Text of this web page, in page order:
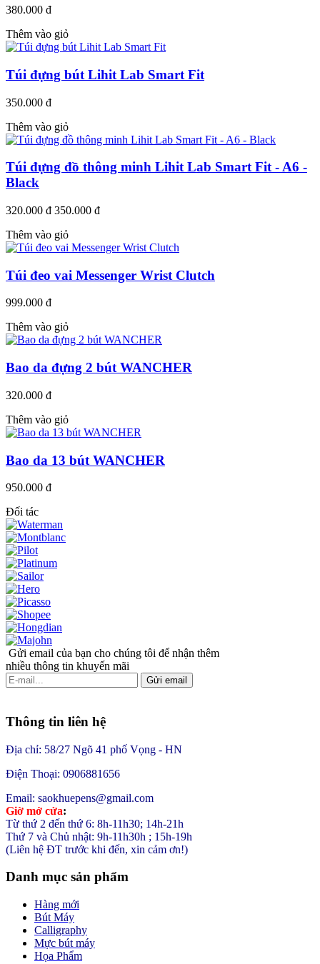
380.000 đ
Thêm vào giỏ
Túi đựng bút Lihit Lab Smart Fit
350.000 đ
Thêm vào giỏ
Túi đựng đồ thông minh Lihit Lab Smart Fit - A6 -
Black
320.000 đ 350.000 đ
Thêm vào giỏ
Túi đeo vai Messenger Wrist Clutch
999.000 đ
Thêm vào giỏ
Bao da đựng 2 bút WANCHER
320.000 đ
Thêm vào giỏ
Bao da 13 bút WANCHER
950.000 đ
Đối tác
Gửi email của bạn cho chúng tôi để nhận thêm
nhiều thông tin khuyến mãi
Gửi email
Thông tin liên hệ
Địa chỉ: 58/27 Ngõ 41 phố Vọng - HN
Điện Thoại: 0906881656
Email: saokhuepens@gmail.com
Giờ mở cửa:
Từ thứ 2 đến thứ 6: 8h-11h30; 14h-21h
Thứ 7 và Chủ nhật: 9h-11h30h ; 15h-19h
(Liên hệ ĐT trước khi đến, xin cảm ơn!)
Danh mục sản phẩm
Hàng mới
Bút Máy
Calligraphy
Mực bút máy
Họa Phẩm